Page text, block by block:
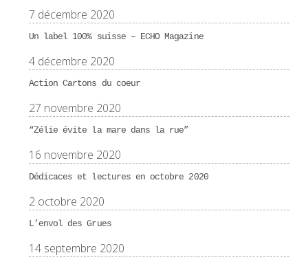
7 décembre 2020
Un label 100% suisse – ECHO Magazine
4 décembre 2020
Action Cartons du coeur
27 novembre 2020
“Zélie évite la mare dans la rue”
16 novembre 2020
Dédicaces et lectures en octobre 2020
2 octobre 2020
L’envol des Grues
14 septembre 2020